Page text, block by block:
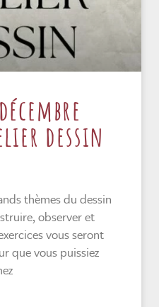
dessin
thèmes du dessin
observer et
vous seront
que vous puissiez